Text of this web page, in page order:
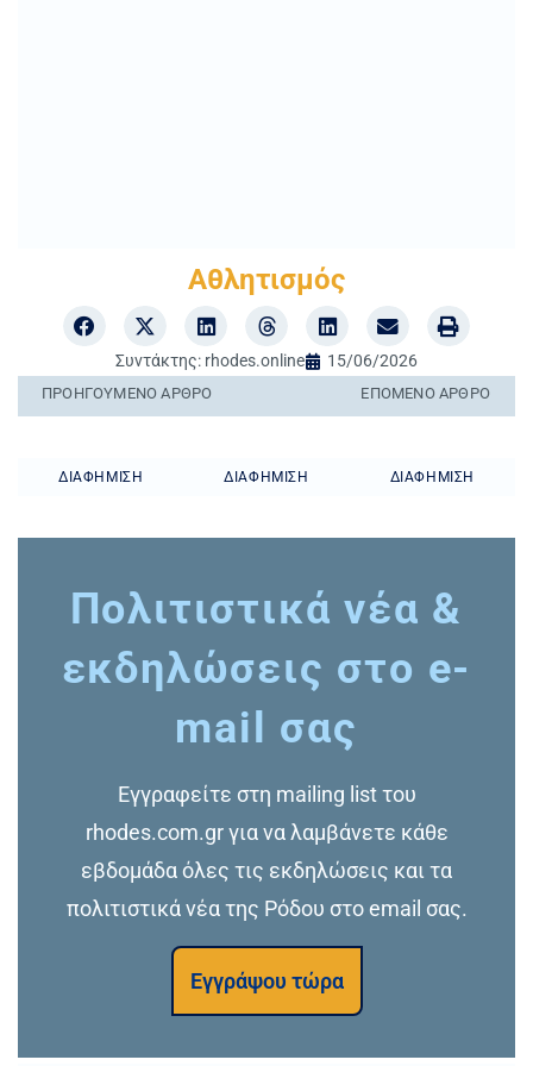
Αθλητισμός
Συντάκτης: rhodes.online 15/06/2026
ΠΡΟΗΓΟΎΜΕΝO ΆΡΘΡΟ ΕΠΌΜΕΝΟ ΆΡΘΡΟ
ΔΙΑΦΉΜΙΣΗ ΔΙΑΦΉΜΙΣΗ ΔΙΑΦΉΜΙΣΗ
Πολιτιστικά νέα &
εκδηλώσεις στο e-
mail σας
Εγγραφείτε στη mailing list του
rhodes.com.gr για να λαμβάνετε κάθε
εβδομάδα όλες τις εκδηλώσεις και τα
πολιτιστικά νέα της Ρόδου στο email σας.
Εγγράψου τώρα